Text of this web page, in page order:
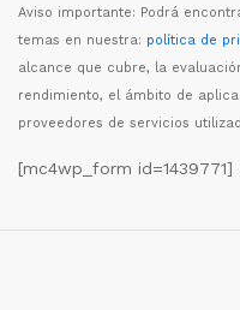
Aviso importante: Podrá
temas en nuestra: política de
alcance que cubre, la evaluació
rendimiento, el ámbito de
proveedores de servicios
[mc4wp_form id=1439771]